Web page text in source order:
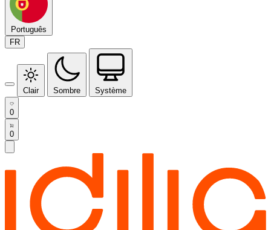
Português
FR
Clair Sombre Système
0
0